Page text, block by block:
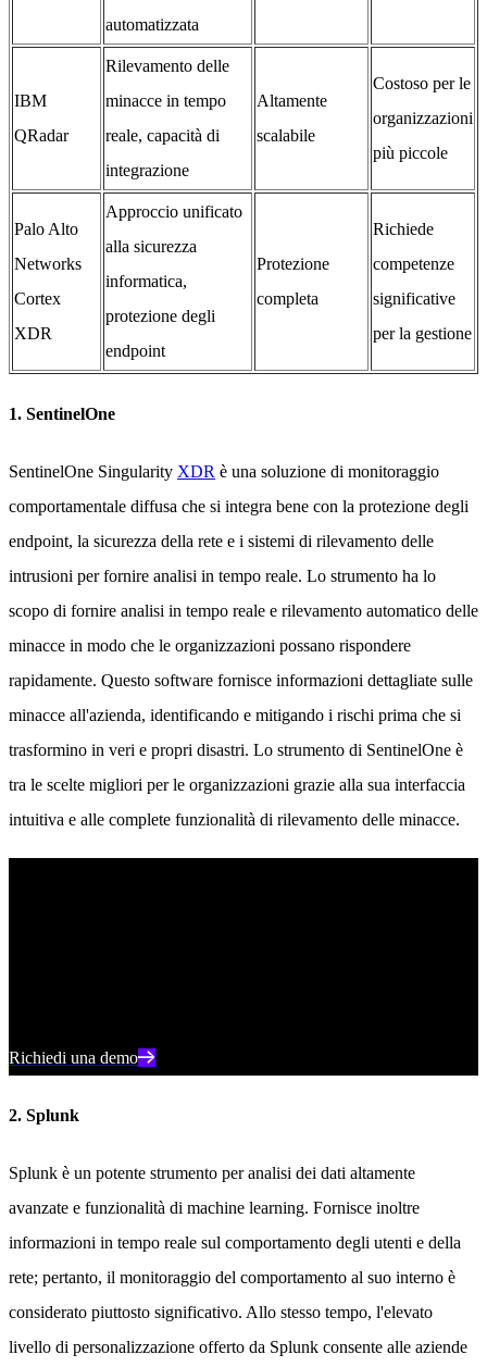
automatizzata
IBM
QRadar
Rilevamento delle
minacce in tempo
reale, capacità di
integrazione
Altamente
scalabile
Costoso per le
organizzazioni
più piccole
Palo Alto
Networks
Cortex
XDR
Approccio unificato
alla sicurezza
informatica,
protezione degli
endpoint
Protezione
completa
Richiede
competenze
significative
per la gestione
1. SentinelOne
SentinelOne Singularity XDR è una soluzione di monitoraggio
comportamentale diffusa che si integra bene con la protezione degli
endpoint, la sicurezza della rete e i sistemi di rilevamento delle
intrusioni per fornire analisi in tempo reale. Lo strumento ha lo
scopo di fornire analisi in tempo reale e rilevamento automatico delle
minacce in modo che le organizzazioni possano rispondere
rapidamente. Questo software fornisce informazioni dettagliate sulle
minacce all'azienda, identificando e mitigando i rischi prima che si
trasformino in veri e propri disastri. Lo strumento di SentinelOne è
tra le scelte migliori per le organizzazioni grazie alla sua interfaccia
intuitiva e alle complete funzionalità di rilevamento delle minacce.
Richiedi una demo
2. Splunk
Splunk è un potente strumento per analisi dei dati altamente
avanzate e funzionalità di machine learning. Fornisce inoltre
informazioni in tempo reale sul comportamento degli utenti e della
rete; pertanto, il monitoraggio del comportamento al suo interno è
considerato piuttosto significativo. Allo stesso tempo, l'elevato
livello di personalizzazione offerto da Splunk consente alle aziende